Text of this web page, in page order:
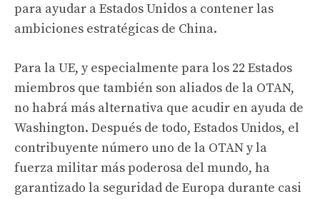
para ayudar a Estados Unidos a contener las
ambiciones estratégicas de China.
Para la UE, y especialmente para los 22 Estados
miembros que también son aliados de la OTAN,
no habrá más alternativa que acudir en ayuda de
Washington. Después de todo, Estados Unidos, el
contribuyente número uno de la OTAN y la
fuerza militar más poderosa del mundo, ha
garantizado la seguridad de Europa durante casi